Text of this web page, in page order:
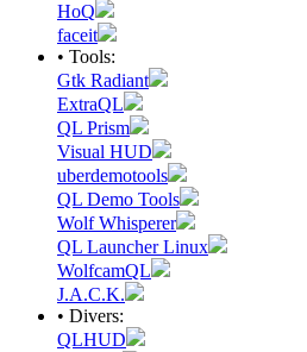
HoQ
faceit
• Tools:
Gtk Radiant
ExtraQL
QL Prism
Visual HUD
uberdemotools
QL Demo Tools
Wolf Whisperer
QL Launcher Linux
WolfcamQL
J.A.C.K.
• Divers:
QLHUD